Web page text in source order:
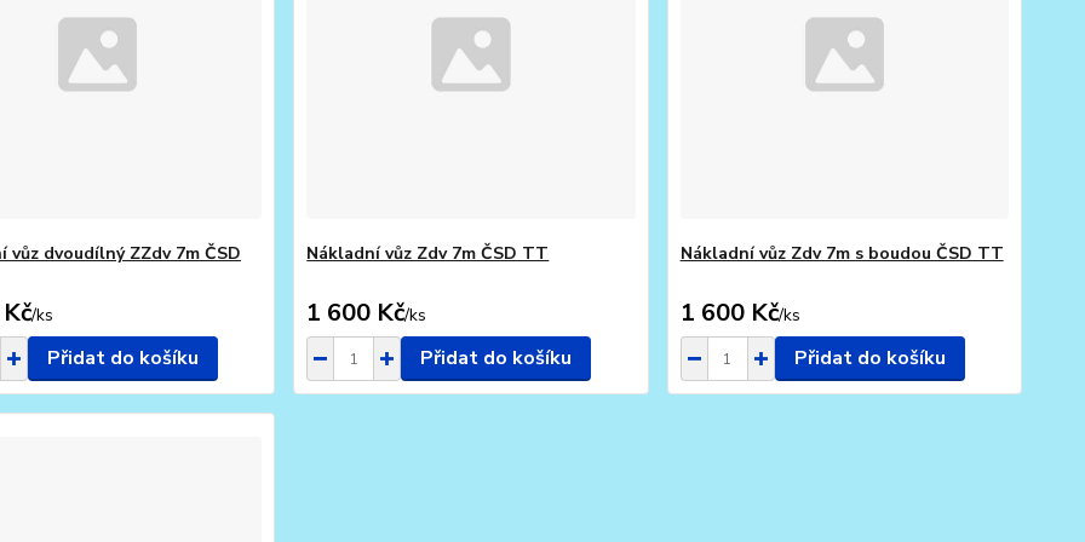
vůz dvoudílný ZZdv 7m ČSD
/ks
Přidat do košíku
Nákladní vůz Zdv 7m ČSD TT
1 600 Kč/ks
Přidat do košíku
Nákladní vůz Zdv 7m s boudou ČSD TT
1 600 Kč/ks
Přidat do košíku